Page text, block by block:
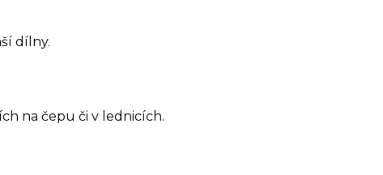
dílny.
na čepu či v lednicích.